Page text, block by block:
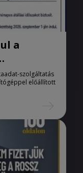
a
szolgáltatás
előállított